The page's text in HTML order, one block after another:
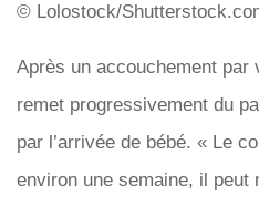
© Lolostock/
Après un accouchement par
remet progressivement du
par l’arrivée de bébé. « Le
environ une semaine, il peut